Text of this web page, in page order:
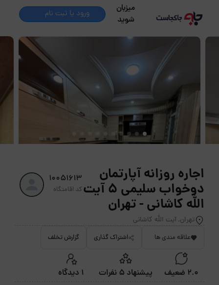
میزبان
شوید
ورود یا ثبت نام
اجاره روزانه آپارتمان
دوخواب سلیمی 5 آیت
الله کاشانی - تهران
تهران, آیت الله کاشانی
10051613
کد اقامتگاه
علاقه مندی ها اشتراک گذاری گزارش تخلف
2.0 ضعیف پیشنهاد 5 نفرات 1 دیدگاه